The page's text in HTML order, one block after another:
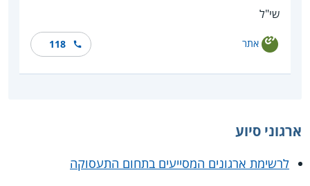
שי"ל
אתר 118
ארגוני סיוע
לרשימת ארגונים המסייעים בתחום התעסוקה